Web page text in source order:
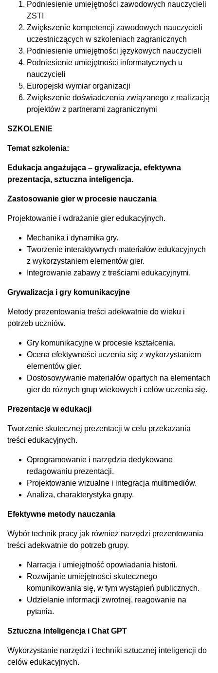
Podniesienie umiejętności zawodowych nauczycieli
ZSTI
Zwiększenie kompetencji zawodowych nauczycieli
uczestniczących w szkoleniach zagranicznych
Podniesienie umiejętności językowych nauczycieli
Podniesienie umiejętności informatycznych u
nauczycieli
Europejski wymiar organizacji
Zwiększenie doświadczenia związanego z realizacją
projektów z partnerami zagranicznymi
SZKOLENIE
Temat szkolenia:
Edukacja angażująca – grywalizacja, efektywna
prezentacja, sztuczna inteligencja.
Zastosowanie gier w procesie nauczania
Projektowanie i wdrażanie gier edukacyjnych.
Mechanika i dynamika gry.
Tworzenie interaktywnych materiałów edukacyjnych
z wykorzystaniem elementów gier.
Integrowanie zabawy z treściami edukacyjnymi.
Grywalizacja i gry komunikacyjne
Metody prezentowania treści adekwatnie do wieku i
potrzeb uczniów.
Gry komunikacyjne w procesie kształcenia.
Ocena efektywności uczenia się z wykorzystaniem
elementów gier.
Dostosowywanie materiałów opartych na elementach
gier do różnych grup wiekowych i celów uczenia się.
Prezentacje w edukacji
Tworzenie skutecznej prezentacji w celu przekazania
treści edukacyjnych.
Oprogramowanie i narzędzia dedykowane
redagowaniu prezentacji.
Projektowanie wizualne i integracja multimediów.
Analiza, charakterystyka grupy.
Efektywne metody nauczania
Wybór technik pracy jak również narzędzi prezentowania
treści adekwatnie do potrzeb grupy.
Narracja i umiejętność opowiadania historii.
Rozwijanie umiejętności skutecznego
komunikowania się, w tym wystąpień publicznych.
Udzielanie informacji zwrotnej, reagowanie na
pytania.
Sztuczna Inteligencja i Chat GPT
Wykorzystanie narzędzi i techniki sztucznej inteligencji do
celów edukacyjnych.